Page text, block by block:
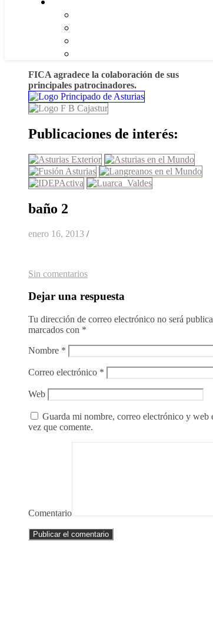
FICA agradece la colaboración de sus
principales patrocinadores.
Publicaciones de interés:
baño 2
enero 16, 2013 /
Sin comentarios
Dejar una respuesta
Tu dirección de correo electrónico no será
marcados con *
Nombre *
Correo electrónico *
Web
Guarda mi nombre, correo electrónico y web
vez que comente.
Comentario